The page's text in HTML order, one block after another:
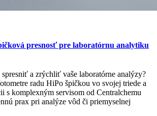
presnosť pre laboratórnu analytiku
a zrýchliť vaše laboratórne analýzy?
radu HiPo špičkou vo svojej triede a
s komplexným servisom od Centralchemu
prax pri analýze vôd či priemyselnej